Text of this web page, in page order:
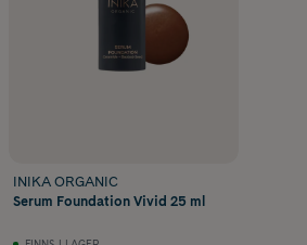
INIKA ORGANIC
Serum Foundation Vivid 25 ml